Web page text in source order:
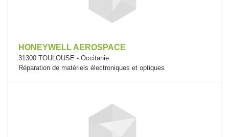
HONEYWELL AEROSPACE
31300 TOULOUSE - Occitanie
Réparation de matériels électroniques et optiques